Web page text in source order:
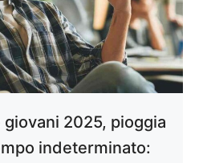
2025, pioggia
indeterminato: